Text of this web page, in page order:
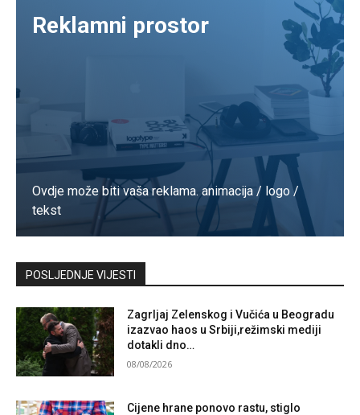
Reklamni prostor
Ovdje može biti vaša reklama. animacija / logo /
tekst
Kontaktirajte nas
POSLJEDNJE VIJESTI
Zagrljaj Zelenskog i Vučića u Beogradu
izazvao haos u Srbiji,režimski mediji
dotakli dno…
08/08/2026
Cijene hrane ponovo rastu, stiglo